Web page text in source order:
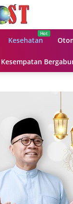
Kesehatan
Kesempatan